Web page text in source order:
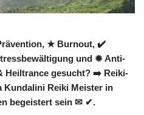
★ Burnout, ✔️
und ✹ Anti-
Heiltrance gesucht? ➡️ Reiki-
Kundalini Reiki Meister in
begeistert sein ✉ ✔.